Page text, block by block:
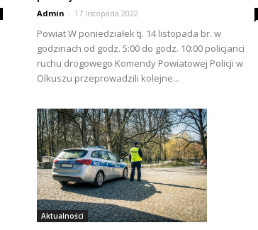
Admin - 17 listopada 2022
Powiat W poniedziałek tj. 14 listopada br. w
godzinach od godz. 5:00 do godz. 10:00 policjanci
ruchu drogowego Komendy Powiatowej Policji w
Olkuszu przeprowadzili kolejne...
Aktualności